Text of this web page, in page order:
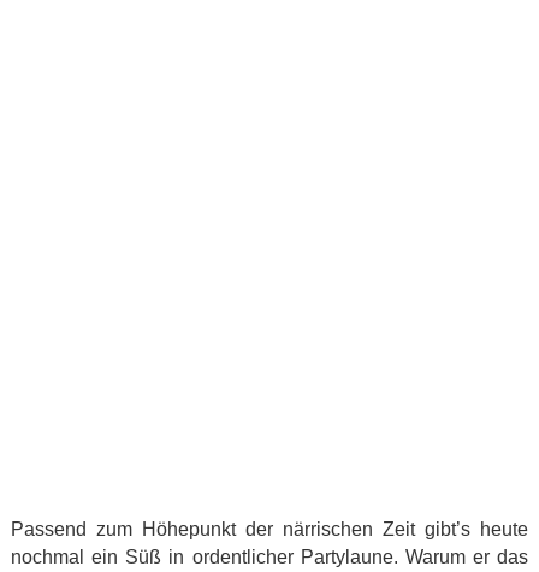
Passend zum Höhepunkt der närrischen Zeit gibt’s heute
nochmal ein Süß in ordentlicher Partylaune. Warum er das